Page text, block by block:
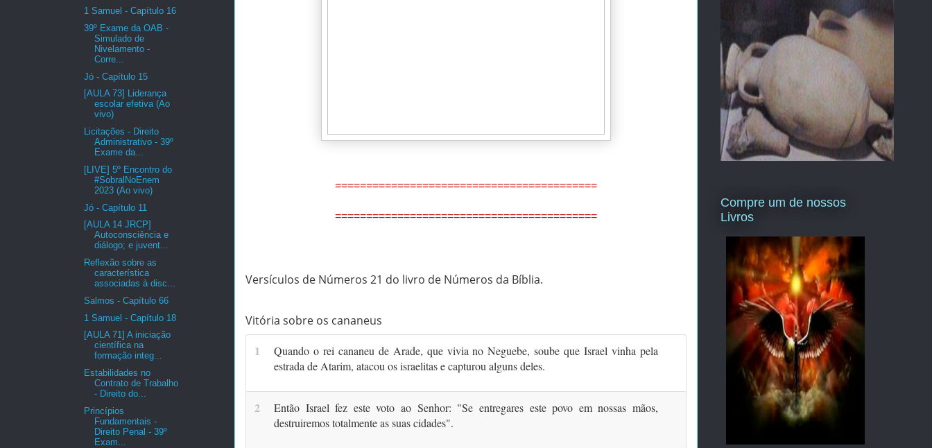
==========================================
==========================================
Versículos de Números 21 do livro de Números da Bíblia.
Vitória sobre os cananeus
1
Quando o rei cananeu de Arade, que vivia no Neguebe, soube que Israel vinha pela
estrada de Atarim, atacou os israelitas e capturou alguns deles.
2
Então Israel fez este voto ao Senhor: "Se entregares este povo em nossas mãos,
destruiremos totalmente as suas cidades".
1 Samuel - Capítulo 16
39º Exame da OAB -
Simulado de
Nivelamento -
Corre...
Jó - Capítulo 15
[AULA 73] Liderança
escolar efetiva (Ao
vivo)
Licitações - Direito
Administrativo - 39º
Exame da...
[LIVE] 5º Encontro do
#SobralNoEnem
2023 (Ao vivo)
Jó - Capítulo 11
[AULA 14 JRCP]
Autoconsciência e
diálogo; e juvent...
Reflexão sobre as
característica
associadas à disc...
Salmos - Capítulo 66
1 Samuel - Capítulo 18
[AULA 71] A iniciação
científica na
formação integ...
Estabilidades no
Contrato de Trabalho
- Direito do...
Princípios
Fundamentais -
Direito Penal - 39º
Exam...
Compre um de nossos
Livros